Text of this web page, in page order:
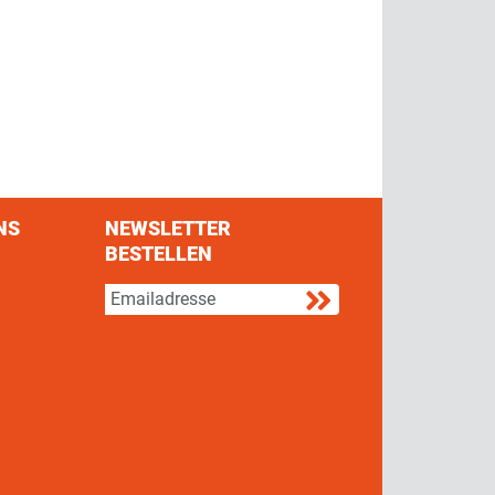
Facebook
us on Twitter
NEWSLETTER
BESTELLEN